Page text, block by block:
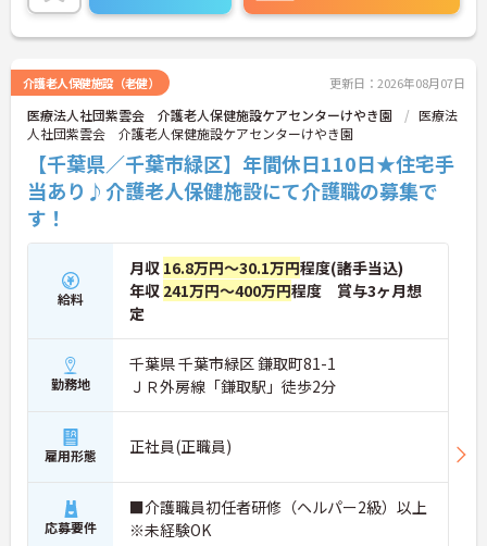
介護老人保健施設（老健） 更新日：2026年08月07日
医療法人社団紫雲会 介護老人保健施設ケアセンターけやき園
医療法
人社団紫雲会 介護老人保健施設ケアセンターけやき園
【千葉県／千葉市緑区】年間休日110日★住宅手
当あり♪介護老人保健施設にて介護職の募集で
す！
給料
月収 16.8万円～30.1万円程度(諸手当込)
年収 241万円～400万円程度 賞与3ヶ月想
定
勤務地
千葉県 千葉市緑区 鎌取町81-1
ＪＲ外房線「鎌取駅」徒歩2分
雇用形態 正社員(正職員)
応募要件
■介護職員初任者研修（ヘルパー2級）以上
※未経験OK